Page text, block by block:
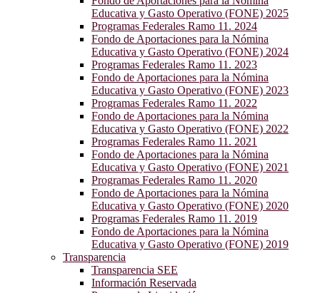
Educativa y Gasto Operativo (FONE) 2025
Programas Federales Ramo 11. 2024
Fondo de Aportaciones para la Nómina
Educativa y Gasto Operativo (FONE) 2024
Programas Federales Ramo 11. 2023
Fondo de Aportaciones para la Nómina
Educativa y Gasto Operativo (FONE) 2023
Programas Federales Ramo 11. 2022
Fondo de Aportaciones para la Nómina
Educativa y Gasto Operativo (FONE) 2022
Programas Federales Ramo 11. 2021
Fondo de Aportaciones para la Nómina
Educativa y Gasto Operativo (FONE) 2021
Programas Federales Ramo 11. 2020
Fondo de Aportaciones para la Nómina
Educativa y Gasto Operativo (FONE) 2020
Programas Federales Ramo 11. 2019
Fondo de Aportaciones para la Nómina
Educativa y Gasto Operativo (FONE) 2019
Transparencia
Transparencia SEE
Información Reservada